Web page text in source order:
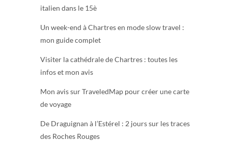
italien dans le 15è
Un week-end à Chartres en mode slow travel :
mon guide complet
Visiter la cathédrale de Chartres : toutes les
infos et mon avis
Mon avis sur TraveledMap pour créer une carte
de voyage
De Draguignan à l’Estérel : 2 jours sur les traces
des Roches Rouges